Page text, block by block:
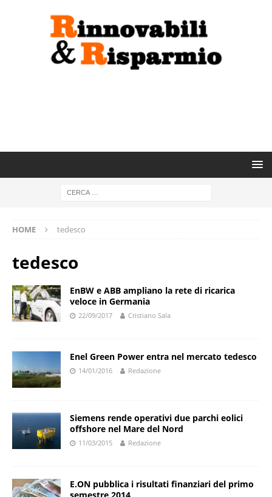
HOME tedesco
tedesco
EnBW e ABB ampliano la rete di ricarica
veloce in Germania
22/09/2017 Cristiano Sala
Enel Green Power entra nel mercato tedesco
14/01/2016 Redazione
Siemens rende operativi due parchi eolici
offshore nel Mare del Nord
11/03/2015 Redazione
E.ON pubblica i risultati finanziari del primo